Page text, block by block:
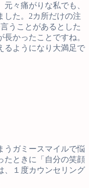
々痛がりな私でも、
した。2カ所だけの注
うことがあるとした
かったことですね。
るようになり大満足で
うガミースマイルで悩
たときに「自分の笑顔
、１度カウンセリング